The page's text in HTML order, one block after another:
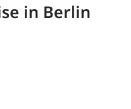
in Berlin